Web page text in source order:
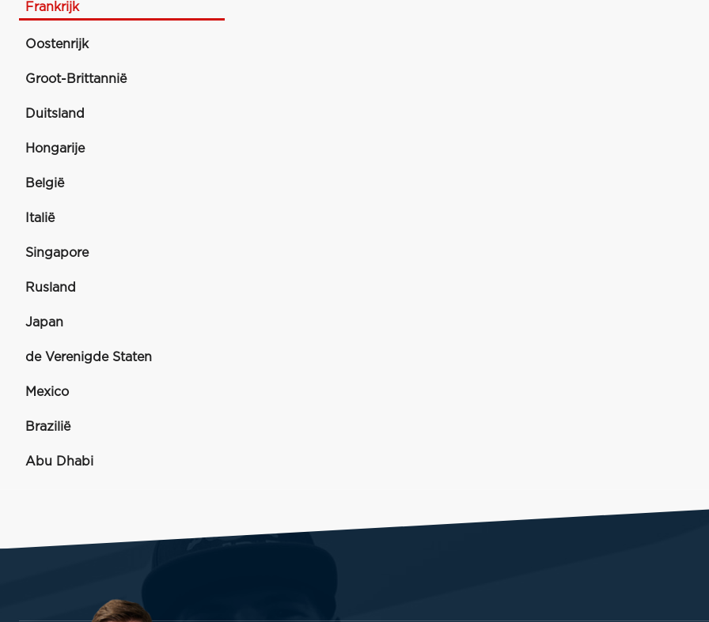
Frankrijk
Oostenrijk
Groot-Brittannië
Duitsland
Hongarije
België
Italië
Singapore
Rusland
Japan
de Verenigde Staten
Mexico
Brazilië
Abu Dhabi